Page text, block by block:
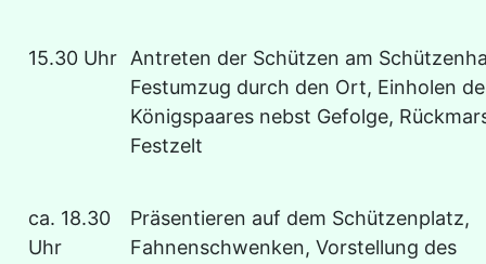
15.30 Uhr
Antreten der Schützen am
Festumzug durch den Ort, Einholen
Königspaares nebst Gefolge,
Festzelt
ca. 18.30
Uhr
Präsentieren auf dem Schützenplatz,
Fahnenschwenken, Vorstellung des